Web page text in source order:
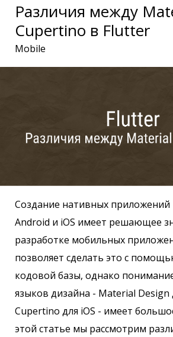
Различия между
Cupertino в Flutter
Mobile
Создание нативных
Android и iOS имеет решающее
разработке мобильных
позволяет сделать это с
кодовой базы, однако
языков дизайна - Material Design
Cupertino для iOS - имеет
этой статье мы рассмотрим